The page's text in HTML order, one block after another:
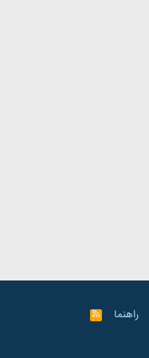
راهنما
R
S